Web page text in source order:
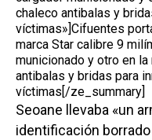
chaleco antibalas y
víctimas»]Cifuentes
marca Star calibre 9
municionado y otro en
antibalas y bridas para
víctimas[/ze_summary]
Seoane llevaba «un
identificación